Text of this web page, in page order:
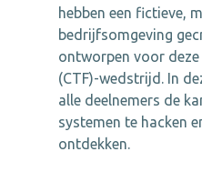
hebben een fictieve,
bedrijfsomgeving
ontworpen voor deze
(CTF)-wedstrijd. In
alle deelnemers de
systemen te hacken
ontdekken.